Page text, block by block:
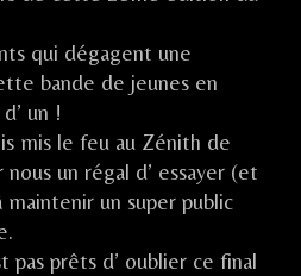
qui dégagent une
bande de jeunes en
un !
mis le feu au Zénith de
un régal d’ essayer (et
maintenir un super public
pas prêts d’ oublier ce final